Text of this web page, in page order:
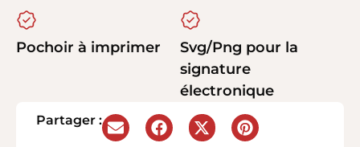
Pochoir à imprimer
Svg/Png pour la
signature
électronique
Partager :